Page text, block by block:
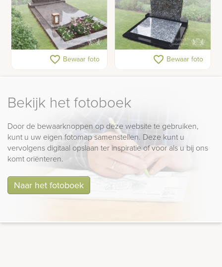
Traditioneel en
ingetogen gedenkteken
favorite_border Bewaar foto
Klassiek kort
grafmonument
favorite_border Bewaar foto
Bekijk het fotoboek
Door de bewaarknoppen op deze website te gebruiken,
kunt u uw eigen fotomap samenstellen. Deze kunt u
vervolgens digitaal opslaan ter inspiratie of voor als u bij ons
komt oriënteren.
Naar het fotoboek